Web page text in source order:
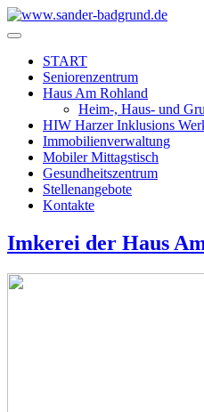
START
Seniorenzentrum
Haus Am Rohland
Heim-, Haus- und
HIW Harzer Inklusions
Immobilienverwaltung
Mobiler Mittagstisch
Gesundheitszentrum
Stellenangebote
Kontakte
Imkerei der Haus